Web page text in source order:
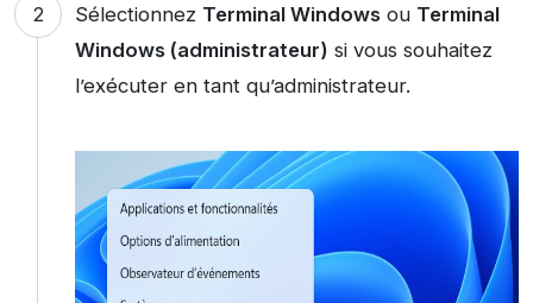
Sélectionnez Terminal Windowsou Terminal
Windows (administrateur) si vous souhaitez
l’exécuter en tant qu’administrateur.